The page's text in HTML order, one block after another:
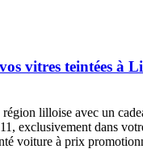
vitres teintées à
lilloise avec un
exclusivement dans
voiture à prix